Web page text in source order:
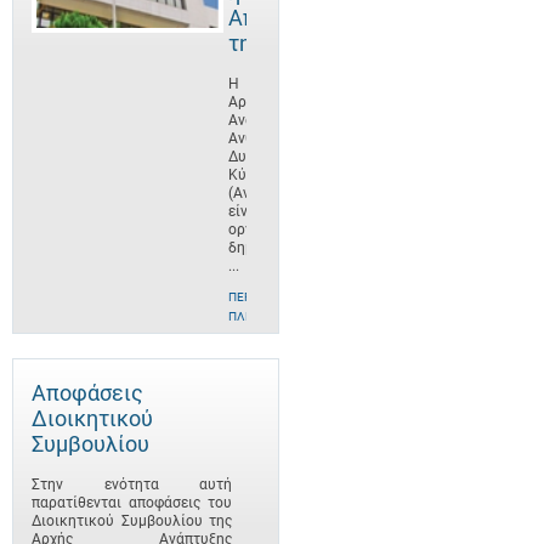
Αποστολή
της
Η
Αρχή
Ανάπτυξης
Ανθρώπινου
Δυναμικού
Κύπρου
(ΑνΑΔ)
είναι
οργανισμός
δημοσίου
...
ΠΕΡΙΣΣΌΤΕΡΕΣ
ΠΛΗΡΟΦΟΡΊΕΣ
Αποφάσεις
Διοικητικού
Συμβουλίου
Στην ενότητα αυτή
παρατίθενται αποφάσεις του
Διοικητικού Συμβουλίου της
Αρχής Ανάπτυξης